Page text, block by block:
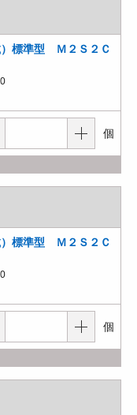
標準型 Ｍ２Ｓ２Ｃ
個
標準型 Ｍ２Ｓ２Ｃ
個